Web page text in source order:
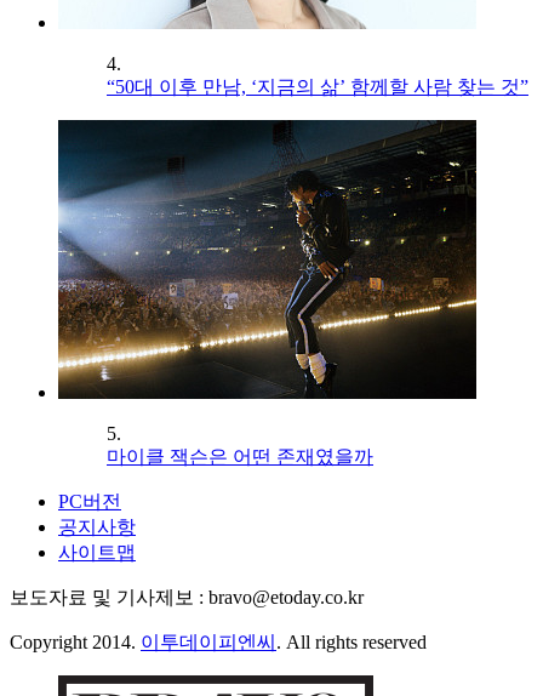
4.
“50대 이후 만남, ‘지금의 삶’ 함께할 사람 찾는 것”
5.
마이클 잭슨은 어떤 존재였을까
PC버전
공지사항
사이트맵
보도자료 및 기사제보 : bravo@etoday.co.kr
Copyright 2014. 이투데이피엔씨 . All rights reserved